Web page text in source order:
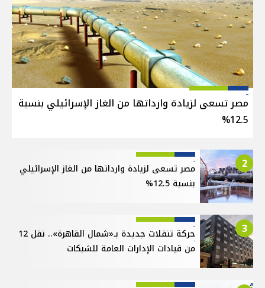
مصر تسعى لزيادة وارداتها من الغاز الإسرائيلي بنسبة
12.5%
2
مصر تسعى لزيادة وارداتها من الغاز الإسرائيلي
بنسبة 12.5%
3
حركة تنقلات جديدة بـ«شمال القاهرة».. نقل 12
من قيادات الإدارات العامة للشبكات